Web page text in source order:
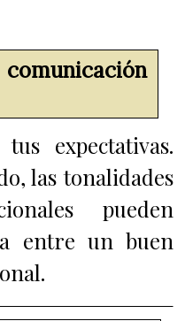
expectativas.
las tonalidades
pueden
entre un buen